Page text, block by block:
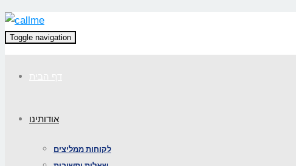
Toggle navigation
אודותינו
לקוחות ממליצים